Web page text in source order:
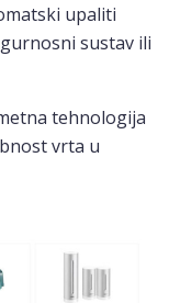
upaliti
sustav ili
tehnologija
vrta u